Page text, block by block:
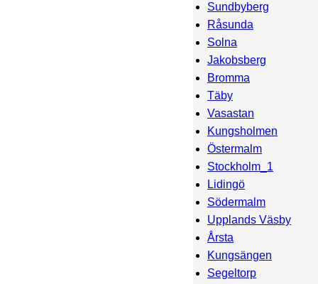
Sundbyberg
Råsunda
Solna
Jakobsberg
Bromma
Täby
Vasastan
Kungsholmen
Östermalm
Stockholm_1
Lidingö
Södermalm
Upplands Väsby
Årsta
Kungsängen
Segeltorp